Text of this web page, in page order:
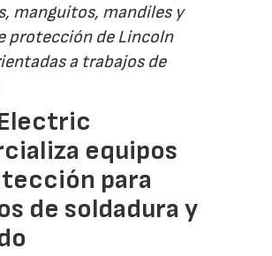
manguitos, mandiles y
protección de Lincoln
a trabajos de
equipos
para
de soldadura y